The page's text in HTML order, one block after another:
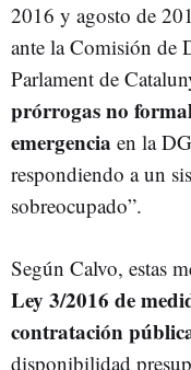
2016 y agosto de
ante la Comisión de
Parlament de
prórrogas no
emergencia en la
respondiendo a un
sobreocupado”.
Según Calvo, estas
Ley 3/2016 de
contratación
disponibilidad